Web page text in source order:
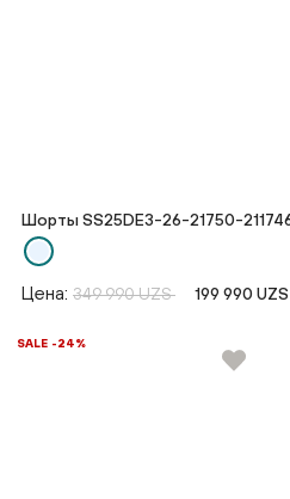
Шорты SS25DE3-26-21750-
Цена: 349 990 UZS 199 990 UZS
SALE -24%